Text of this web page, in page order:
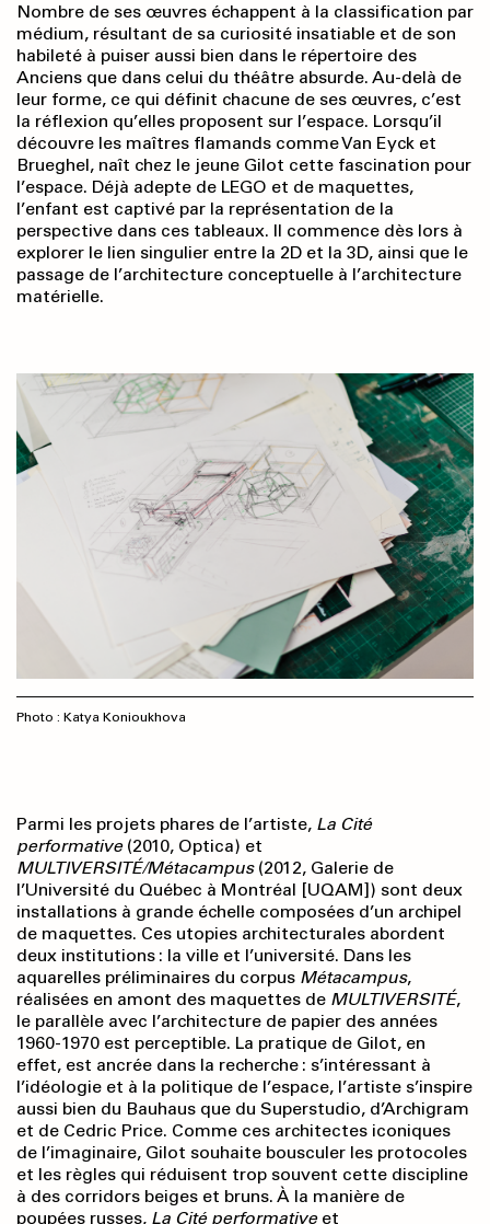
Nombre de ses œuvres échappent à la classification par
médium, résultant de sa curiosité insatiable et de son
habileté à puiser aussi bien dans le répertoire des
Anciens que dans celui du théâtre absurde. Au-delà de
leur forme, ce qui définit chacune de ses œuvres, c’est
la réflexion qu’elles proposent sur l’espace. Lorsqu’il
découvre les maîtres flamands comme Van Eyck et
Brueghel, naît chez le jeune Gilot cette fascination pour
l’espace. Déjà adepte de LEGO et de maquettes,
l’enfant est captivé par la représentation de la
perspective dans ces tableaux. Il commence dès lors à
explorer le lien singulier entre la 2D et la 3D, ainsi que le
passage de l’architecture conceptuelle à l’architecture
matérielle.
Photo : Katya Konioukhova
Parmi les projets phares de l’artiste, La Cité
performative(2010, Optica) et
MULTIVERSITÉ/Métacampus(2012, Galerie de
l’Université du Québec à Montréal [UQAM]) sont deux
installations à grande échelle composées d’un archipel
de maquettes. Ces utopies architecturales abordent
deux institutions : la ville et l’université. Dans les
aquarelles préliminaires du corpus Métacampus,
réalisées en amont des maquettes de MULTIVERSITÉ,
le parallèle avec l’architecture de papier des années
1960-1970 est perceptible. La pratique de Gilot, en
effet, est ancrée dans la recherche : s’intéressant à
l’idéologie et à la politique de l’espace, l’artiste s’inspire
aussi bien du Bauhaus que du Superstudio, d’Archigram
et de Cedric Price. Comme ces architectes iconiques
de l’imaginaire, Gilot souhaite bousculer les protocoles
et les règles qui réduisent trop souvent cette discipline
à des corridors beiges et bruns. À la manière de
poupées russes, La Cité performativeet